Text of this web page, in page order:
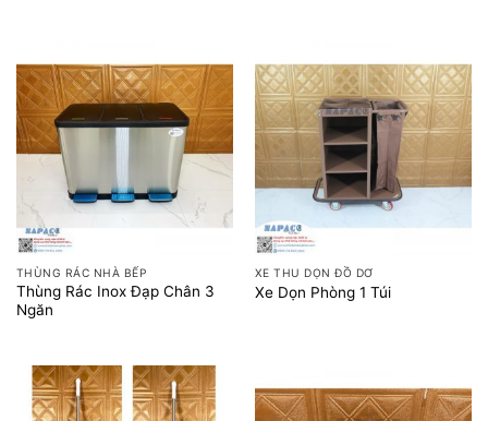
THÙNG RÁC NHÀ BẾP
Thùng Rác Inox Đạp Chân 3
Ngăn
XE THU DỌN ĐỒ DƠ
Xe Dọn Phòng 1 Túi